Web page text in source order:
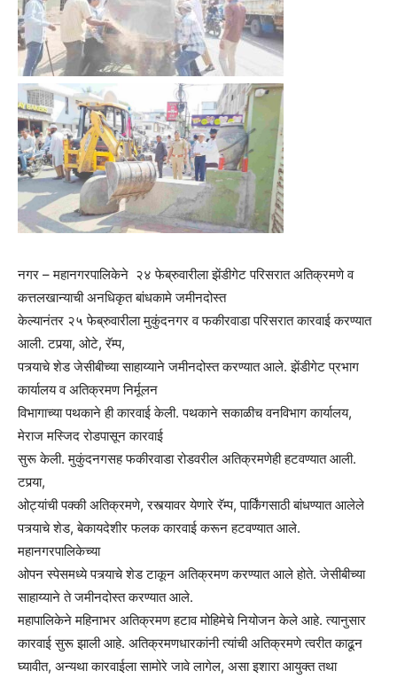
नगर – महानगरपालिकेने २४ फेब्रुवारीला झेंडीगेट परिसरात अतिक्रमणे व
कत्तलखान्याची अनधिकृत बांधकामे जमीनदोस्त
केल्यानंतर २५ फेब्रुवारीला मुकुंदनगर व फकीरवाडा परिसरात कारवाई करण्यात
आली. टपर्‍या, ओटे, रॅम्प,
पत्र्याचे शेड जेसीबीच्या साहाय्याने जमीनदोस्त करण्यात आले. झेंडीगेट प्रभाग
कार्यालय व अतिक्रमण निर्मूलन
विभागाच्या पथकाने ही कारवाई केली. पथकाने सकाळीच वनविभाग कार्यालय,
मेराज मस्जिद रोडपासून कारवाई
सुरू केली. मुकुंदनगसह फकीरवाडा रोडवरील अतिक्रमणेही हटवण्यात आली.
टपर्‍या,
ओट्यांची पक्की अतिक्रमणे, रस्त्यावर येणारे रॅम्प, पार्किंगसाठी बांधण्यात आलेले
पत्र्याचे शेड, बेकायदेशीर फलक कारवाई करून हटवण्यात आले.
महानगरपालिकेच्या
ओपन स्पेसमध्ये पत्र्याचे शेड टाकून अतिक्रमण करण्यात आले होते. जेसीबीच्या
साहाय्याने ते जमीनदोस्त करण्यात आले.
महापालिकेने महिनाभर अतिक्रमण हटाव मोहिमेचे नियोजन केले आहे. त्यानुसार
कारवाई सुरू झाली आहे. अतिक्रमणधारकांनी त्यांची अतिक्रमणे त्वरीत काढून
घ्यावीत, अन्यथा कारवाईला सामोरे जावे लागेल, असा इशारा आयुक्त तथा